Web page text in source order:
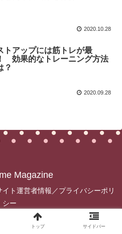
2020.10.28
トアップには筋トレが最
効果的なトレーニング方法
？
2020.09.28
Magazine
ト運営者情報／プライバシーポリ
シー
Time Magazine.
トップ サイドバー